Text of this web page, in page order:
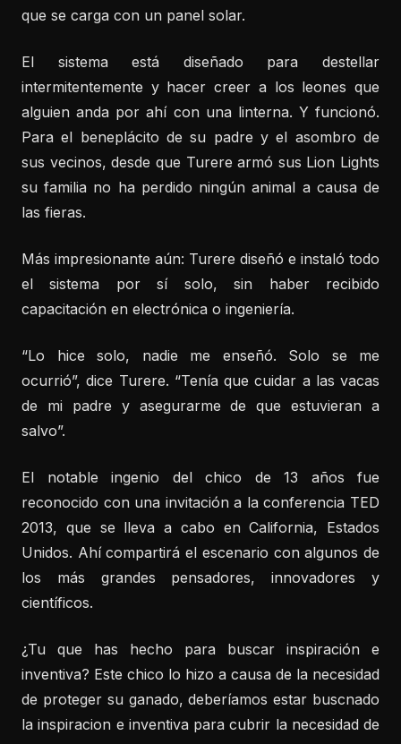
que se carga con un panel solar.
El sistema está diseñado para destellar
intermitentemente y hacer creer a los leones que
alguien anda por ahí con una linterna. Y funcionó.
Para el beneplácito de su padre y el asombro de
sus vecinos, desde que Turere armó sus Lion Lights
su familia no ha perdido ningún animal a causa de
las fieras.
Más impresionante aún: Turere diseñó e instaló todo
el sistema por sí solo, sin haber recibido
capacitación en electrónica o ingeniería.
“Lo hice solo, nadie me enseñó. Solo se me
ocurrió”, dice Turere. “Tenía que cuidar a las vacas
de mi padre y asegurarme de que estuvieran a
salvo”.
El notable ingenio del chico de 13 años fue
reconocido con una invitación a la conferencia TED
2013, que se lleva a cabo en California, Estados
Unidos. Ahí compartirá el escenario con algunos de
los más grandes pensadores, innovadores y
científicos.
¿Tu que has hecho para buscar inspiración e
inventiva? Este chico lo hizo a causa de la necesidad
de proteger su ganado, deberíamos estar buscnado
la inspiracion e inventiva para cubrir la necesidad de